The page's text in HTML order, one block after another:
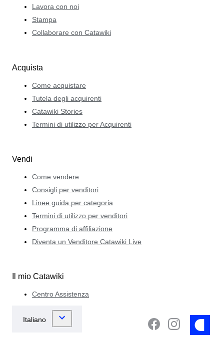
Lavora con noi
Stampa
Collaborare con Catawiki
Acquista
Come acquistare
Tutela degli acquirenti
Catawiki Stories
Termini di utilizzo per Acquirenti
Vendi
Come vendere
Consigli per venditori
Linee guida per categoria
Termini di utilizzo per venditori
Programma di affiliazione
Diventa un Venditore Catawiki Live
Il mio Catawiki
Centro Assistenza